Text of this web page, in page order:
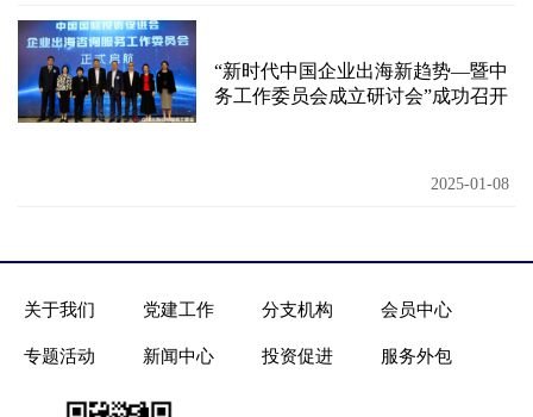
“新时代中国企业出海新趋势—暨中
务工作委员会成立研讨会”成功召开
2025-01-08
关于我们 党建工作 分支机构 会员中心
专题活动 新闻中心 投资促进 服务外包